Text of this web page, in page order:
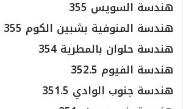
هندسة السويس 355
هندسة المنوفية بشبين الكوم 355
هندسة حلوان بالمطرية 354
هندسة الفيوم 352.5
هندسة جنوب الوادي 351.5